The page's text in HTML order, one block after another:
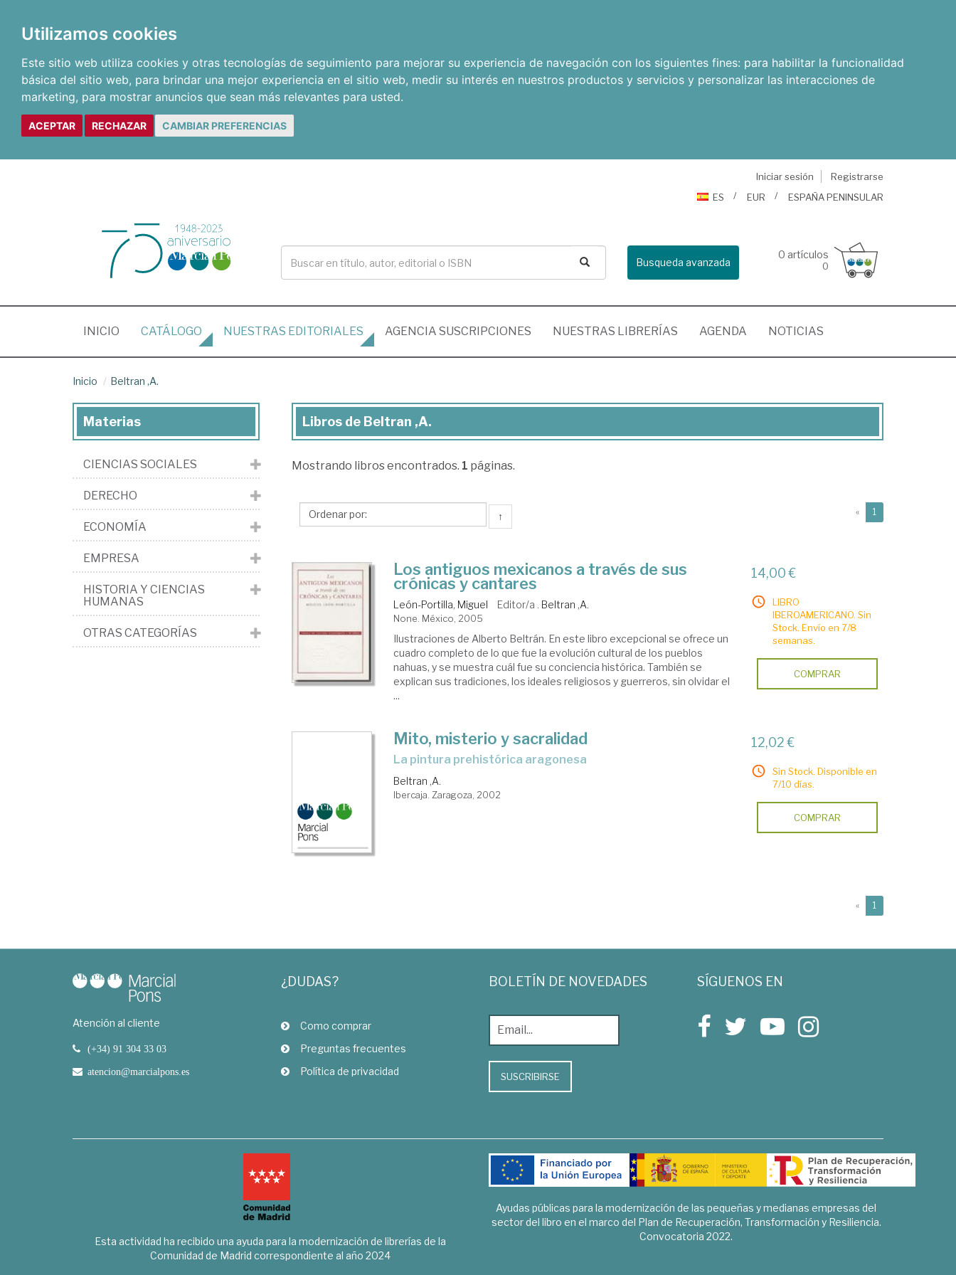
Utilizamos cookies
Este sitio web utiliza cookies y otras tecnologías de seguimiento para mejorar su experiencia de navegación con los siguientes fines: para habilitar la funcionalidad
básica del sitio web, para brindar una mejor experiencia en el sitio web, medir su interés en nuestros productos y servicios y personalizar las interacciones de
marketing, para mostrar anuncios que sean más relevantes para usted.
ACEPTAR RECHAZAR CAMBIAR PREFERENCIAS
Iniciar sesión
Registrarse
ES
EUR ESPAÑA PENINSULAR
Busqueda avanzada
0 artículos
0
INICIO (CURRENT)
CATÁLOGO NUESTRAS EDITORIALES AGENCIA SUSCRIPCIONES NUESTRAS LIBRERÍAS AGENDA NOTICIAS
Inicio Beltran ,A.
Libros
Beltran
Libros de Beltran ,A.
Mostrando libros encontrados. 1 páginas.
↑ « 1
Los antiguos mexicanos a través de sus
crónicas y cantares
León-Portilla, Miguel Editor/a . Beltran ,A.
None. México, 2005
Ilustraciones de Alberto Beltrán. En este libro excepcional se ofrece un
cuadro completo de lo que fue la evolución cultural de los pueblos
nahuas, y se muestra cuál fue su conciencia histórica. También se
explican sus tradiciones, los ideales religiosos y guerreros, sin olvidar el
...
14,00 €
LIBRO
IBEROAMERICANO. Sin
Stock. Envío en 7/8
semanas.
COMPRAR
Mito, misterio y sacralidad
La pintura prehistórica aragonesa
Beltran ,A.
Ibercaja. Zaragoza, 2002
12,02 €
Sin Stock. Disponible en
7/10 días.
COMPRAR
« 1
Materias
CIENCIAS SOCIALES
DERECHO
ECONOMÍA
EMPRESA
HISTORIA Y CIENCIAS
HUMANAS
OTRAS CATEGORÍAS
Atención al cliente
(+34) 91 304 33 03
atencion@marcialpons.es
¿DUDAS?
Como comprar
Preguntas frecuentes
Política de privacidad
BOLETÍN DE NOVEDADES
SUSCRIBIRSE
SÍGUENOS EN
Esta actividad ha recibido una ayuda para la modernización de librerías de la
Comunidad de Madrid correspondiente al año 2024
Ayudas públicas para la modernización de las pequeñas y medianas empresas del
sector del libro en el marco del Plan de Recuperación, Transformación y Resiliencia.
Convocatoria 2022.